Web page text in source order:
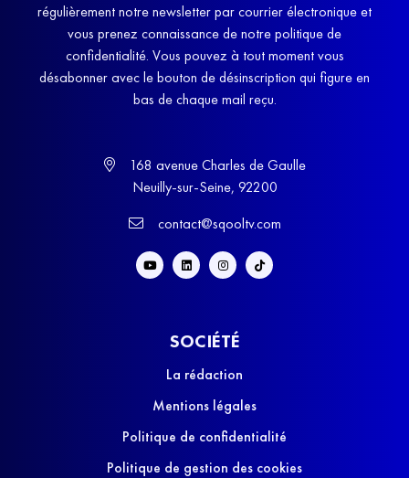
régulièrement notre newsletter par courrier électronique et
vous prenez connaissance de notre politique de
confidentialité. Vous pouvez à tout moment vous
désabonner avec le bouton de désinscription qui figure en
bas de chaque mail reçu.
168 avenue Charles de Gaulle
Neuilly-sur-Seine, 92200
contact@sqooltv.com
SOCIÉTÉ
La rédaction
Mentions légales
Politique de confidentialité
Politique de gestion des cookies